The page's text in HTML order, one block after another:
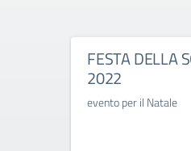
FESTA DELLA
2022
evento per il Natale